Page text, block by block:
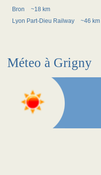
Bron
~18 km
Lyon Part-Dieu Railway
~46 km
Méteo à Grigny